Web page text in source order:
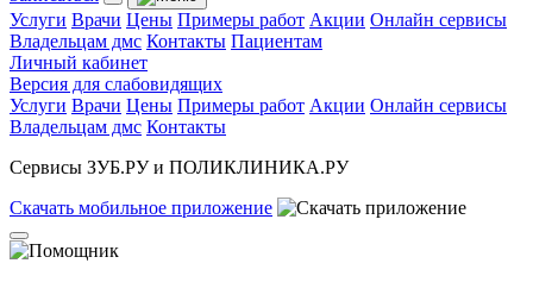
Услуги Врачи Цены Примеры работ Акции Онлайн сервисы
Владельцам дмс Контакты Пациентам
Личный кабинет
Версия для слабовидящих
Услуги Врачи Цены Примеры работ Акции Онлайн сервисы
Владельцам дмс Контакты
Сервисы ЗУБ.РУ и ПОЛИКЛИНИКА.РУ
Скачать мобильное приложение